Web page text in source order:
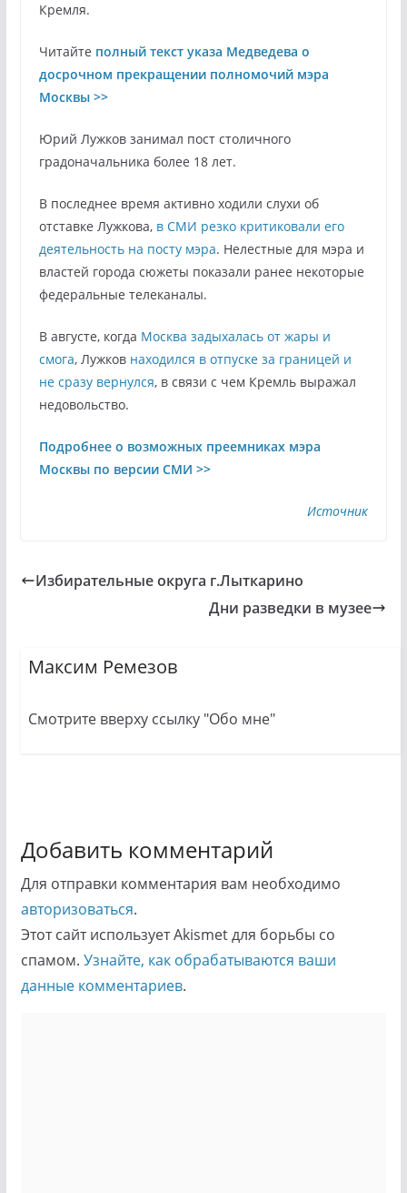
Кремля.
Читайте полный текст указа Медведева о
досрочном прекращении полномочий мэра
Москвы >>
Юрий Лужков занимал пост столичного
градоначальника более 18 лет.
В последнее время активно ходили слухи об
отставке Лужкова, в СМИ резко критиковали его
деятельность на посту мэра. Нелестные для мэра и
властей города сюжеты показали ранее некоторые
федеральные телеканалы.
В августе, когда Москва задыхалась от жары и
смога, Лужков находился в отпуске за границей и
не сразу вернулся, в связи с чем Кремль выражал
недовольство.
Подробнее о возможных преемниках мэра
Москвы по версии СМИ >>
Источник
Избирательные округа г.Лыткарино
Дни разведки в музее
Максим Ремезов
Смотрите вверху ссылку "Обо мне"
Добавить комментарий
Для отправки комментария вам необходимо
авторизоваться.
Этот сайт использует Akismet для борьбы со
спамом. Узнайте, как обрабатываются ваши
данные комментариев.